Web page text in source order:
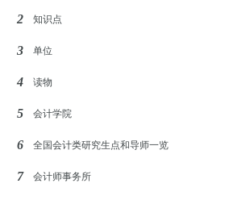
2 知识点
3 单位
4 读物
5 会计学院
6 全国会计类研究生点和导师一览
7 会计师事务所